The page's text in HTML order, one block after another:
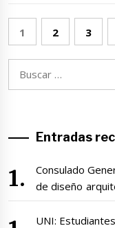
Posts
pagination
1 2 3
Entradas
Consulado
de diseño
UNI: